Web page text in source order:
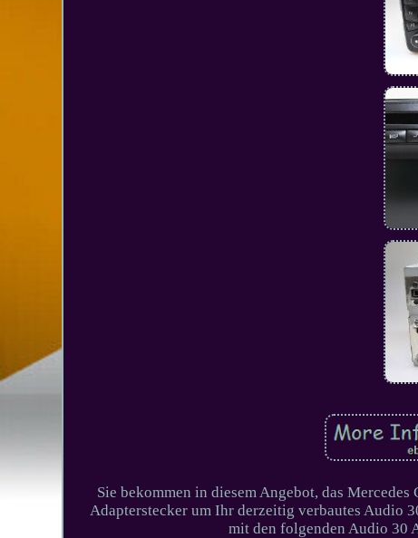
Sie bekommen in diesem Angebot, das
Adapterstecker um Ihr derzeitig verbautes Audio
mit den folgenden Audio 30